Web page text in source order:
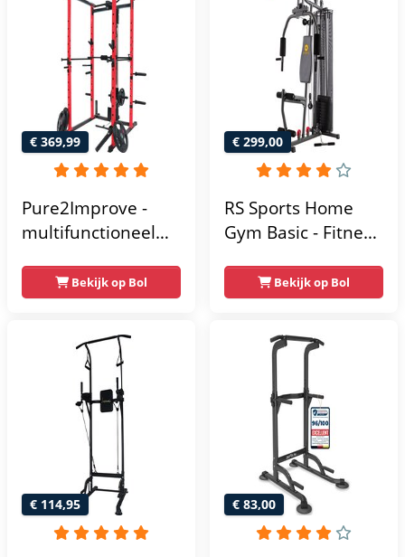
thuis - Compact en
multifunctioneel -
Incl. gratis fitness
€ 369,99
Pure2Improve -
multifunctioneel
krachtstation -
home gym -
215x111x142
Bekijk op Bol
€ 299,00
RS Sports Home
Gym Basic - Fitness
Bekijk op Bol
€ 114,95 € 83,00